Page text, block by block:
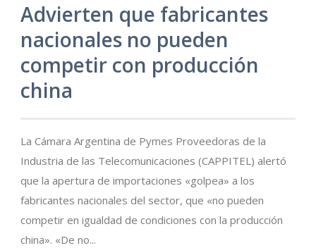
Advierten que fabricantes
nacionales no pueden
competir con producción
china
La Cámara Argentina de Pymes Proveedoras de la
Industria de las Telecomunicaciones (CAPPITEL) alertó
que la apertura de importaciones «golpea» a los
fabricantes nacionales del sector, que «no pueden
competir en igualdad de condiciones con la producción
china». «De no...